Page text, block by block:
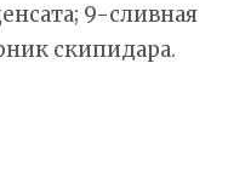
9-сливная
скипидара.